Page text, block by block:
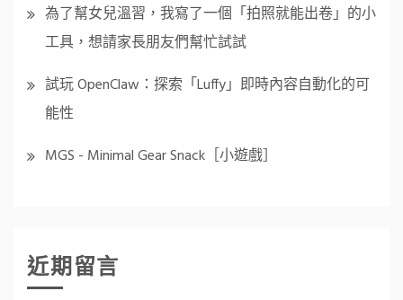
為了幫女兒溫習，我寫了一個「拍照就能出卷」的小
工具，想請家長朋友們幫忙試試
試玩 OpenClaw：探索「Luffy」即時內容自動化的可
能性
MGS - Minimal Gear Snack［小遊戲］
近期留言